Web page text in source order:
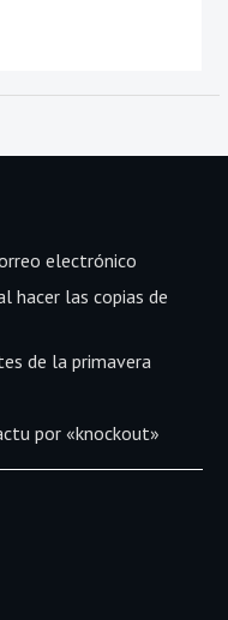
electrónico
hacer las copias de
de la primavera
por «knockout»